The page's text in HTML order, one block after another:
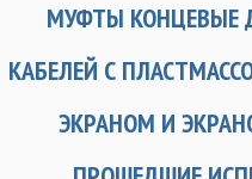
МУФТЫ КОНЦЕВЫЕ
КАБЕЛЕЙ С
ЭКРАНОМ И